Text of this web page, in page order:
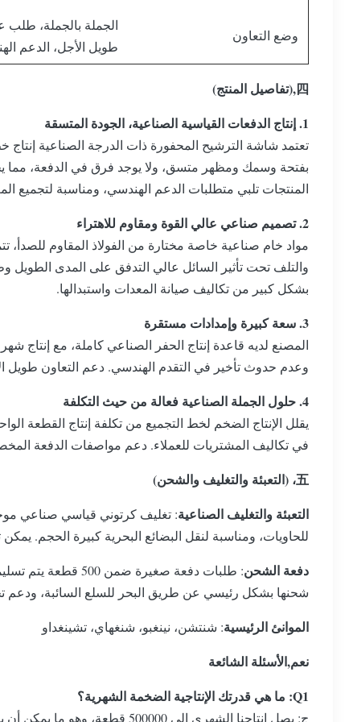
وضع التعاون
الجملة بالجملة، طلب
طويل الأجل، الدعم
四,(تفاصيل المنتج)
1. إنتاج الدفعات القياسية الصناعية، الجودة المتسقة
تعتمد شاشة الترشيح المحفورة ذات الدرجة الصناعية إنتاج
بفتحة وسمك ومظهر متسق، ولا يوجد فرق في الدفعة، مما
المنتجات تلبي متطلبات الدعم الهندسي، ومناسبة لتجميع
2. تصميم صناعي عالي القوة ومقاوم للاهتراء
مواد خام صناعية خاصة مختارة من الفولاذ المقاوم للصدأ،
والتلف تحت تأثير السائل عالي التدفق على المدى الطويل
بشكل كبير من تكاليف صيانة المعدات واستبدالها.
3. سعة كبيرة وإمدادات مستقرة
وعدم حدوث تأخير في التقدم الهندسي. دعم التعاون طويل
4. حلول الجملة الصناعية فعالة من حيث التكلفة
يقلل الإنتاج الضخم لخط التجميع من تكلفة إنتاج القطعة
في تكاليف المشتريات للعملاء. دعم مواصفات الدفعة
五، (التعبئة والتغليف والشحن)
التعبئة والتغليف الصناعية: تغليف كرتوني قياسي صناعي
للحاويات، ومناسبة لنقل البضائع البحرية كبيرة الحجم.
دفعة الشحن
شحنها بشكل رئيسي عن طريق البحر للسلع السائبة، ودعم
الموانئ الرئيسية: شنتشن، نينغبو، شنغهاي، تشينغداو
نعم,الأسئلة الشائعة
Q1: ما هي قدرتك الإنتاجية الضخمة الشهرية؟
ج: يصل إنتاجنا الشهري إلى 500000 قطعة، وهو ما يمكن أن يلبي بشكل كامل طلب طلبات الدفعات الصناعية واسعة النطاق والمشاريع الهندسية.